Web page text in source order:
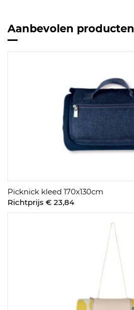
Aanbevolen producten
Picknick kleed 170x130cm
Richtprijs € 23,84